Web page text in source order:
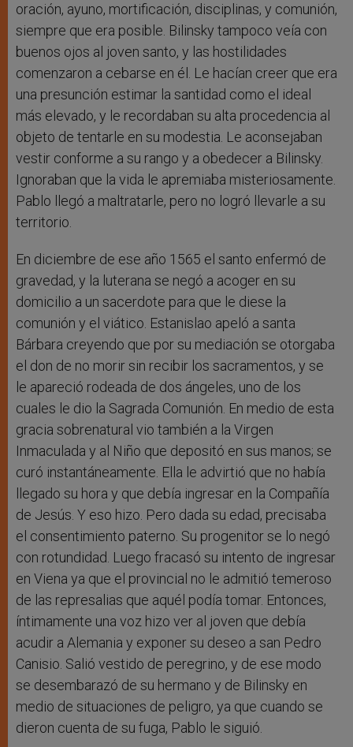
oración, ayuno, mortificación, disciplinas, y comunión,
siempre que era posible. Bilinsky tampoco veía con
buenos ojos al joven santo, y las hostilidades
comenzaron a cebarse en él. Le hacían creer que era
una presunción estimar la santidad como el ideal
más elevado, y le recordaban su alta procedencia al
objeto de tentarle en su modestia. Le aconsejaban
vestir conforme a su rango y a obedecer a Bilinsky.
Ignoraban que la vida le apremiaba misteriosamente.
Pablo llegó a maltratarle, pero no logró llevarle a su
territorio.
En diciembre de ese año 1565 el santo enfermó de
gravedad, y la luterana se negó a acoger en su
domicilio a un sacerdote para que le diese la
comunión y el viático. Estanislao apeló a santa
Bárbara creyendo que por su mediación se otorgaba
el don de no morir sin recibir los sacramentos, y se
le apareció rodeada de dos ángeles, uno de los
cuales le dio la Sagrada Comunión. En medio de esta
gracia sobrenatural vio también a la Virgen
Inmaculada y al Niño que depositó en sus manos; se
curó instantáneamente. Ella le advirtió que no había
llegado su hora y que debía ingresar en la Compañía
de Jesús. Y eso hizo. Pero dada su edad, precisaba
el consentimiento paterno. Su progenitor se lo negó
con rotundidad. Luego fracasó su intento de ingresar
en Viena ya que el provincial no le admitió temeroso
de las represalias que aquél podía tomar. Entonces,
íntimamente una voz hizo ver al joven que debía
acudir a Alemania y exponer su deseo a san Pedro
Canisio. Salió vestido de peregrino, y de ese modo
se desembarazó de su hermano y de Bilinsky en
medio de situaciones de peligro, ya que cuando se
dieron cuenta de su fuga, Pablo le siguió.